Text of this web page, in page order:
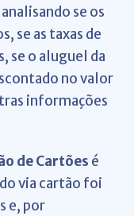
se os
se as taxas de
se o aluguel da
no valor
informações
de Cartões é
via cartão foi
e, por